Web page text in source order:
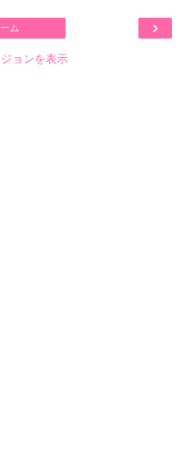
›
ム
ョンを表示